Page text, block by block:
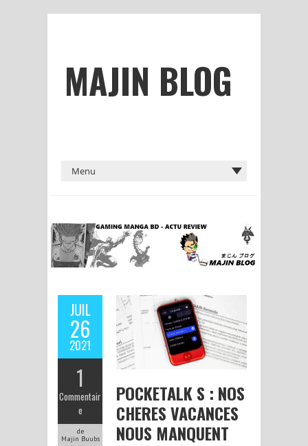
MAJIN BLOG
JUIL
26
2021
1
Commentair
e
de
Majin Buubs
POCKETALK S : NOS
CHERES VACANCES
NOUS MANQUENT